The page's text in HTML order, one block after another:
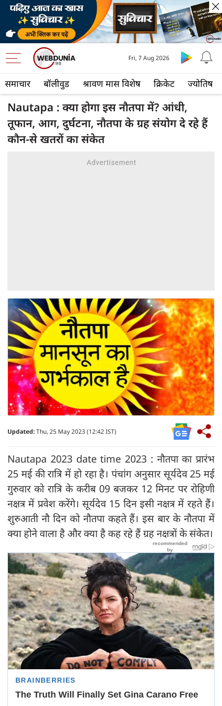
समाचार बॉलीवुड श्रावण मास विशेष क्रिकेट ज्योतिष
Fri, 7 Aug 2026
Nautapa : क्या होगा इस नौतपा में? आंधी,
तूफान, आग, दुर्घटना, नौतपा के ग्रह संयोग दे रहे हैं
कौन-से खतरों का संकेत
Updated:Thu, 25 May 2023 (12:42 IST)
Nautapa 2023 date time 2023 : नौतपा का प्रारंभ
25 मई की रात्रि में हो रहा है। पंचांग अनुसार सूर्यदेव 25 मई
गुरुवार को रात्रि के करीब 09 बजकर 12 मिनट पर रोहिणी
नक्षत्र में प्रवेश करेंगे। सूर्यदेव 15 दिन इसी नक्षत्र में रहते हैं।
शुरुआती नौ दिन को नौतपा कहते हैं। इस बार के नौतपा में
क्या होने वाला है और क्या है कह रहे हैं ग्रह नक्षत्रों के संकेत।